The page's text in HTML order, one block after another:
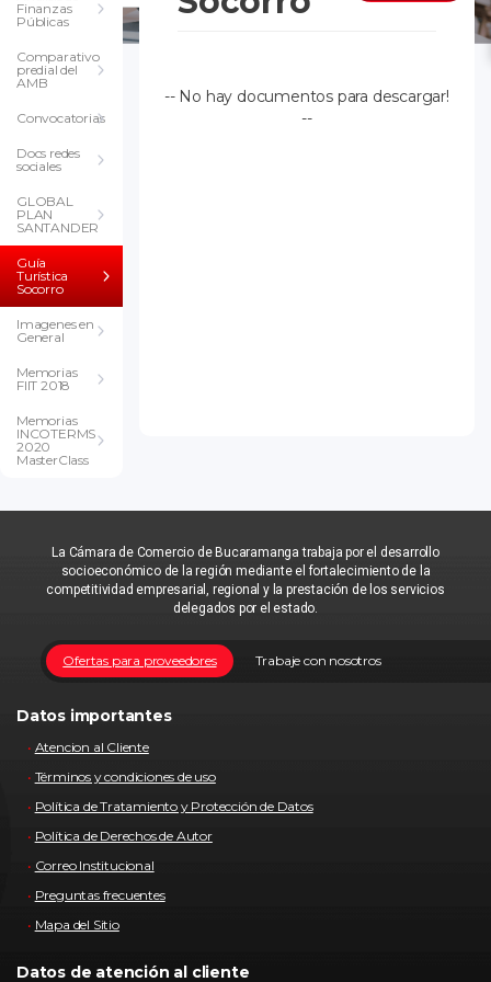
Finanzas
Públicas
Comparativo
predial del
AMB
Convocatorias
Docs redes
sociales
GLOBAL
PLAN
SANTANDER
Guía
Turística
Socorro
Imagenes en
General
Memorias
FIIT 2018
Memorias
INCOTERMS
2020
MasterClass
-- No hay documentos para descargar!
--
La Cámara de Comercio de Bucaramanga trabaja por el desarrollo
socioeconómico de la región mediante el fortalecimiento de la
competitividad empresarial, regional y la prestación de los servicios
delegados por el estado.
Trabaje con nosotros
Ofertas para proveedores
Datos importantes
Atencion al Cliente
Términos y condiciones de uso
Política de Tratamiento y Protección de Datos
Política de Derechos de Autor
Correo Institucional
Preguntas frecuentes
Mapa del Sitio
Datos de atención al cliente